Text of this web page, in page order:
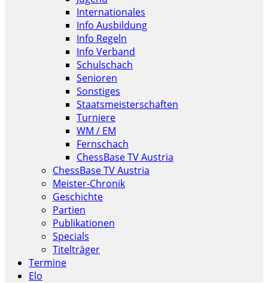
Internationales
Info Ausbildung
Info Regeln
Info Verband
Schulschach
Senioren
Sonstiges
Staatsmeisterschaften
Turniere
WM / EM
Fernschach
ChessBase TV Austria
ChessBase TV Austria
Meister-Chronik
Geschichte
Partien
Publikationen
Specials
Titelträger
Termine
Elo